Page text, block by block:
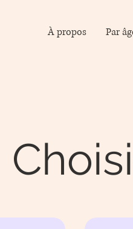
À propos Par